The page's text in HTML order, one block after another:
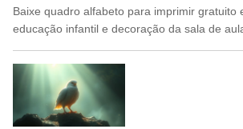
Baixe quadro alfabeto para imprimir gratuito
educação infantil e decoração da sala de